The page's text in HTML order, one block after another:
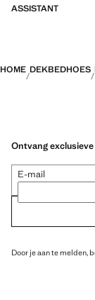
ASSISTANT
HOME DEKBEDHOES
Ontvang
E-mail
Door je aan te melden,